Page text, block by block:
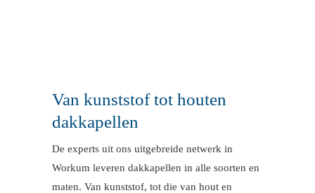
Van kunststof tot houten
dakkapellen
De experts uit ons uitgebreide netwerk in
Workum leveren dakkapellen in alle soorten en
maten. Van kunststof, tot die van hout en